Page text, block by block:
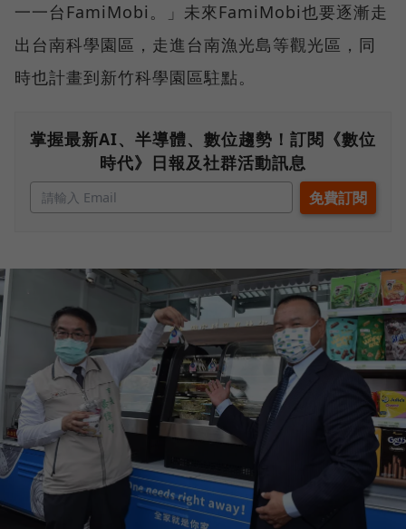
一一台FamiMobi。」未來FamiMobi也要逐漸走
出台南科學園區，走進台南漁光島等觀光區，同
時也計畫到新竹科學園區駐點。
掌握最新AI、半導體、數位趨勢！訂閱《數位
時代》日報及社群活動訊息